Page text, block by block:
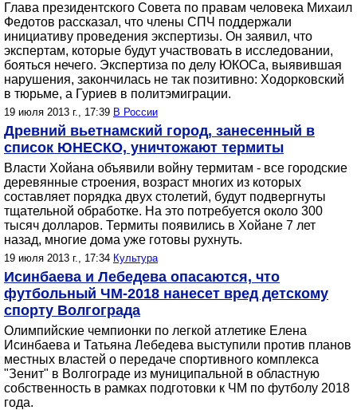
Глава президентского Совета по правам человека Михаил
Федотов рассказал, что члены СПЧ поддержали
инициативу проведения экспертизы. Он заявил, что
экспертам, которые будут участвовать в исследовании,
бояться нечего. Экспертиза по делу ЮКОСа, выявившая
нарушения, закончилась не так позитивно: Ходорковский
в тюрьме, а Гуриев в политэмиграции.
19 июля 2013 г., 17:39 В России
Древний вьетнамский город, занесенный в
список ЮНЕСКО, уничтожают термиты
Власти Хойана объявили войну термитам - все городские
деревянные строения, возраст многих из которых
составляет порядка двух столетий, будут подвергнуты
тщательной обработке. На это потребуется около 300
тысяч долларов. Термиты появились в Хойане 7 лет
назад, многие дома уже готовы рухнуть.
19 июля 2013 г., 17:34 Культура
Исинбаева и Лебедева опасаются, что
футбольный ЧМ-2018 нанесет вред детскому
спорту Волгограда
Олимпийские чемпионки по легкой атлетике Елена
Исинбаева и Татьяна Лебедева выступили против планов
местных властей о передаче спортивного комплекса
"Зенит" в Волгограде из муниципальной в областную
собственность в рамках подготовки к ЧМ по футболу 2018
года.